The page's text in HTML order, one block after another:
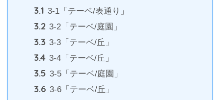
3.1 3-1「テーベ/表通り」
3.2 3-2「テーベ/庭園」
3.3 3-3「テーベ/丘」
3.4 3-4「テーベ/丘」
3.5 3-5「テーベ/庭園」
3.6 3-6「テーベ/丘」